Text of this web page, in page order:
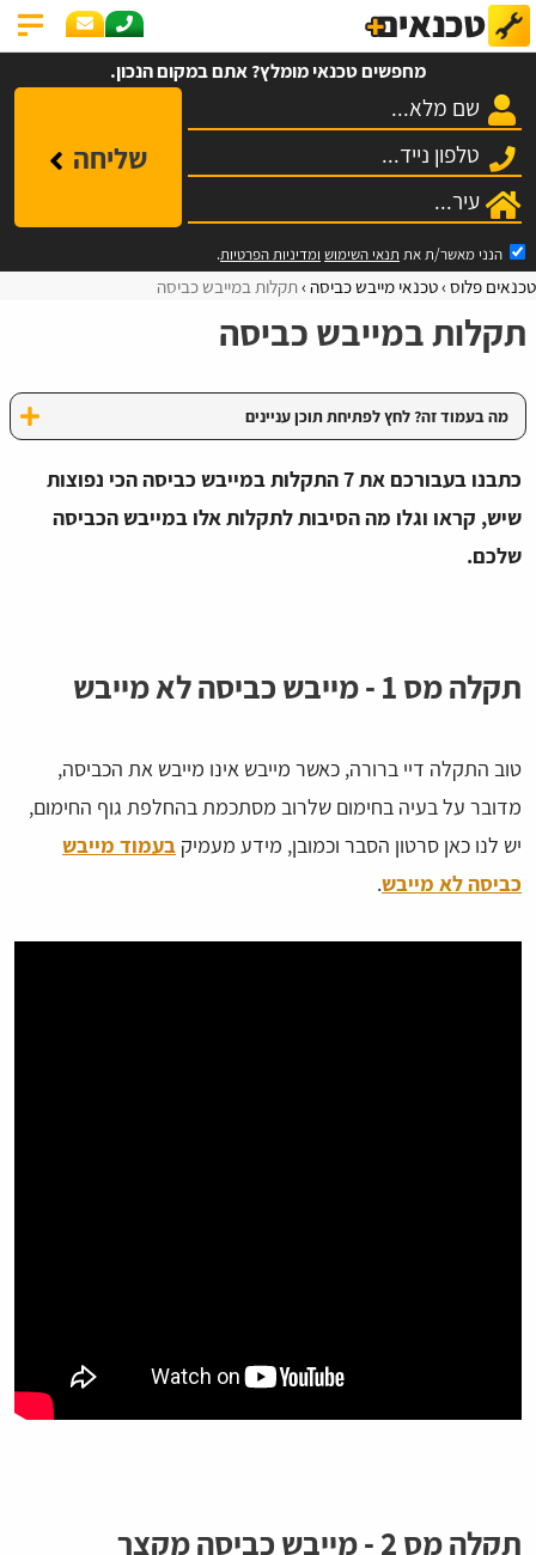
מחפשים טכנאי מומלץ? אתם במקום הנכון.
שליחה
הנני מאשר/ת את תנאי השימוש ומדיניות הפרטיות.
טכנאים פלוס טכנאי מייבש כביסה תקלות במייבש כביסה
תקלות במייבש כביסה
מה בעמוד זה? לחץ לפתיחת תוכן עניינים
כתבנו בעבורכם את 7 התקלות במייבש כביסה הכי נפוצות
שיש, קראו וגלו מה הסיבות לתקלות אלו במייבש הכביסה
שלכם.
תקלה מס 1 - מייבש כביסה לא מייבש
טוב התקלה דיי ברורה, כאשר מייבש אינו מייבש את הכביסה,
מדובר על בעיה בחימום שלרוב מסתכמת בהחלפת גוף החימום,
יש לנו כאן סרטון הסבר וכמובן, מידע מעמיק בעמוד מייבש
כביסה לא מייבש.
תקלה מס 2 - מייבש כביסה מקצר